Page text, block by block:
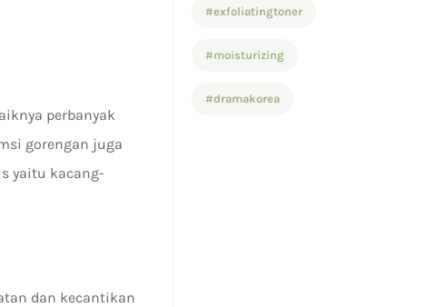
perbanyak
gorengan juga
yaitu kacang-
dan kecantikan
#exfoliatingtoner
#moisturizing
#dramakorea